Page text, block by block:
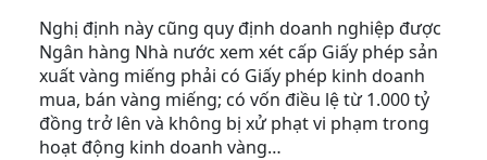
Nghị định này cũng quy định doanh nghiệp được
Ngân hàng Nhà nước xem xét cấp Giấy phép sản
xuất vàng miếng phải có Giấy phép kinh doanh
mua, bán vàng miếng; có vốn điều lệ từ 1.000 tỷ
đồng trở lên và không bị xử phạt vi phạm trong
hoạt động kinh doanh vàng…